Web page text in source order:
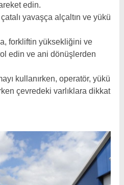
edin.
yavaşça alçaltın ve yükü
forkliftin yüksekliğini ve
edin ve ani dönüşlerden
kullanırken, operatör, yükü
çevredeki varlıklara dikkat